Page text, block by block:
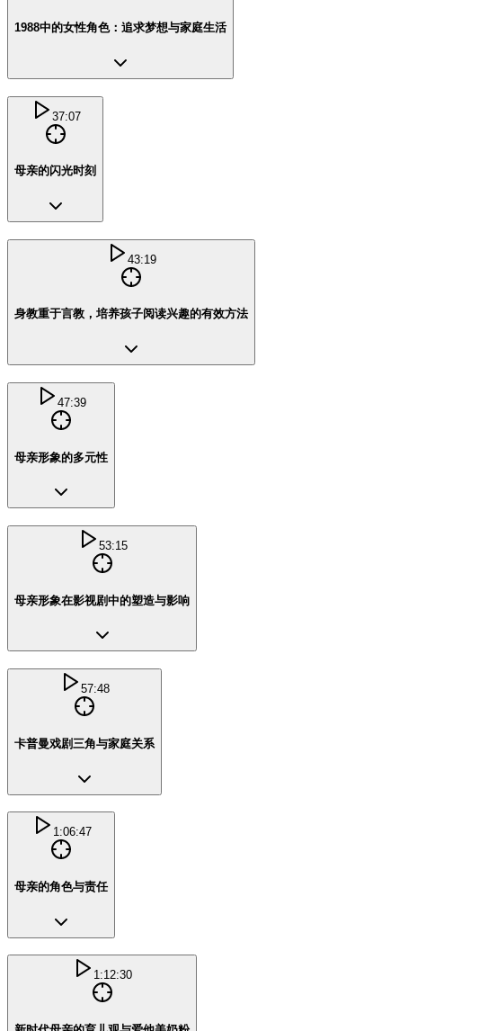
1988中的女性角色：追求梦想与家庭生活
37:07
母亲的闪光时刻
43:19
身教重于言教，培养孩子阅读兴趣的有效方法
47:39
母亲形象的多元性
53:15
母亲形象在影视剧中的塑造与影响
57:48
卡普曼戏剧三角与家庭关系
1:06:47
母亲的角色与责任
1:12:30